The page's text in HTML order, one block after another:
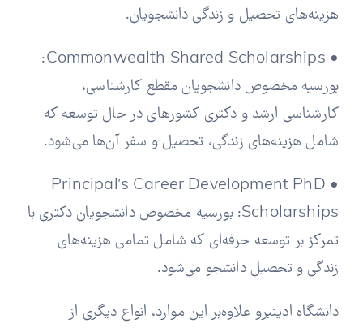
هزینه‌های تحصیل و زندگی دانشجویان.
• Commonwealth Shared Scholarships:
بورسیه مخصوص دانشجویان مقطع کارشناسی،
کارشناسی ارشد و دکتری کشورهای در حال توسعه که
شامل هزینه‌های زندگی، تحصیل و سفر آن‌ها می‌شود.
• Principal’s Career Development PhD
Scholarships: بورسیه مخصوص دانشجویان دکتری با
تمرکز بر توسعه حرفه‌ای که شامل تمامی هزینه‌های
زندگی و تحصیل دانشجو می‌شود.
دانشگاه ادینبرو علاوه‌بر این موارد، انواع دیگری از